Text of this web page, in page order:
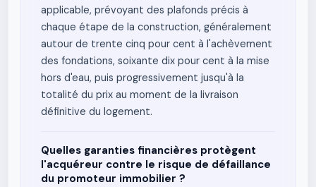
applicable, prévoyant des plafonds précis à
chaque étape de la construction, généralement
autour de trente cinq pour cent à l'achèvement
des fondations, soixante dix pour cent à la mise
hors d'eau, puis progressivement jusqu'à la
totalité du prix au moment de la livraison
définitive du logement.
Quelles garanties financières protègent
l'acquéreur contre le risque de défaillance
du promoteur immobilier ?